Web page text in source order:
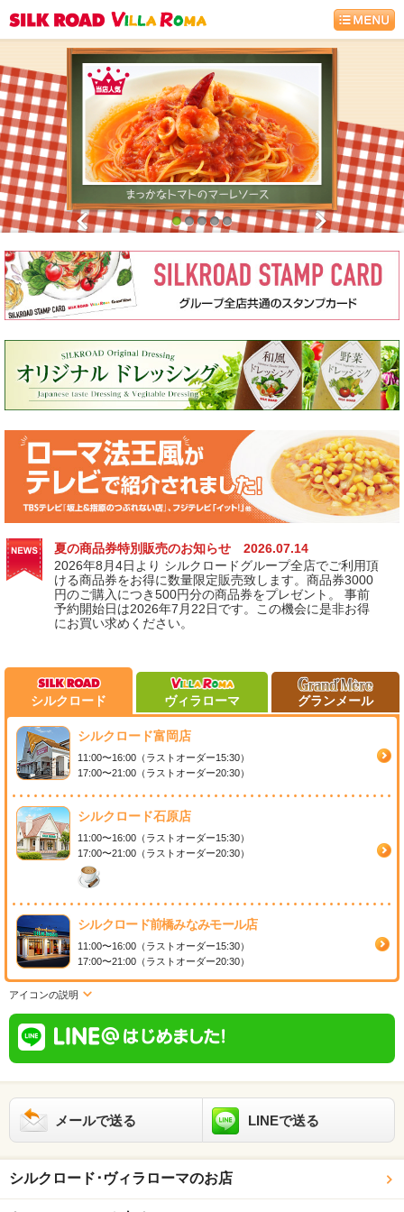
1 2 3 4 5
夏の商品券特別販売のお知らせ 2026.07.14
2026年8月4日より シルクロードグループ全店でご利用頂
ける商品券をお得に数量限定販売致します。商品券3000
円のご購入につき500円分の商品券をプレゼント。 事前
予約開始日は2026年7月22日です。この機会に是非お得
にお買い求めください。
全店共通 スタンプカードのご案内
シルクロードグループ全店でご利用いただけるお得なス
タンプカードができました。カードの新規発行を希望さ
シルクロード ヴィラローマ グランメール
シルクロード富岡店
11:00〜16:00（ラストオーダー15:30）
17:00〜21:00（ラストオーダー20:30）
シルクロード石原店
11:00〜16:00（ラストオーダー15:30）
17:00〜21:00（ラストオーダー20:30）
シルクロード前橋みなみモール店
11:00〜16:00（ラストオーダー15:30）
17:00〜21:00（ラストオーダー20:30）
アイコンの説明
メールで送る LINEで送る
シルクロード･ヴィラローマのお店